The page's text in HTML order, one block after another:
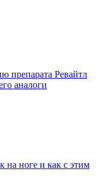
препарата Ревайтл
аналоги
на ноге и как с этим